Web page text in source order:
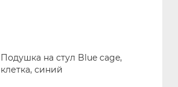
Подушка на стул Blue cage,
клетка, синий